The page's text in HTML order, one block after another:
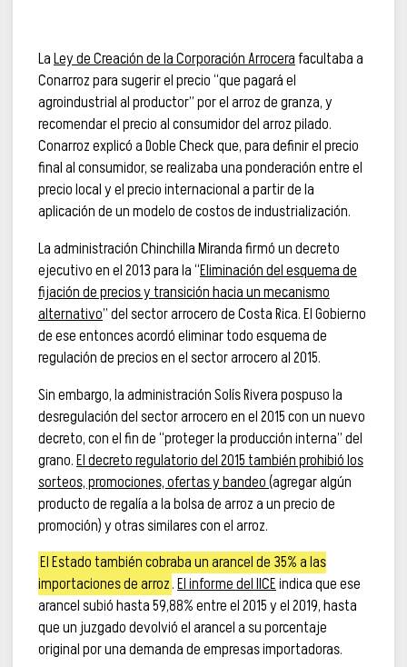
LaLey de Creación de la Corporación Arrocerafacultaba a
Conarroz para sugerir el precio “que pagará el
agroindustrial al productor” por el arroz de granza, y
recomendar el precio al consumidor del arroz pilado.
Conarroz explicó a Doble Check que, para definir el precio
final al consumidor, se realizaba una ponderación entre el
precio local y el precio internacional a partir de la
aplicación de un modelo de costos de industrialización.
La administración Chinchilla Miranda firmó un decreto
ejecutivo en el 2013 para la “Eliminación del esquema de
fijación de precios y transición hacia un mecanismo
alternativo” del sector arrocero de Costa Rica. El Gobierno
de ese entonces acordó eliminar todo esquema de
regulación de precios en el sector arrocero al 2015.
Sin embargo, la administración Solís Rivera pospuso la
desregulación del sector arrocero en el 2015 con un nuevo
decreto, con el fin de “proteger la producción interna” del
grano.El decreto regulatorio del 2015 también prohibió los
sorteos, promociones, ofertas y bandeo(agregar algún
producto de regalía a la bolsa de arroz a un precio de
promoción) y otras similares con el arroz.
El Estado también cobraba un arancel de 35% a las
importaciones de arroz.El informe del IICEindica que ese
arancel subió hasta 59,88% entre el 2015 y el 2019, hasta
que un juzgado devolvió el arancel a su porcentaje
original por una demanda de empresas importadoras.